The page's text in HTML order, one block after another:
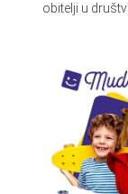
obitelji u